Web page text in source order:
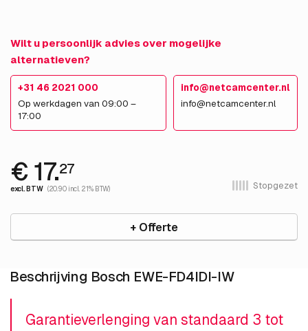
Wilt u persoonlijk advies over mogelijke
alternatieven?
+31 46 2021 000
Op werkdagen van 09:00 –
17:00
info@netcamcenter.nl
info@netcamcenter.nl
€ 17.27
excl. BTW (20.90 incl. 21% BTW) Stopgezet
+ Offerte
Beschrijving Bosch EWE-FD4IDI-IW
Garantieverlenging van standaard 3 tot